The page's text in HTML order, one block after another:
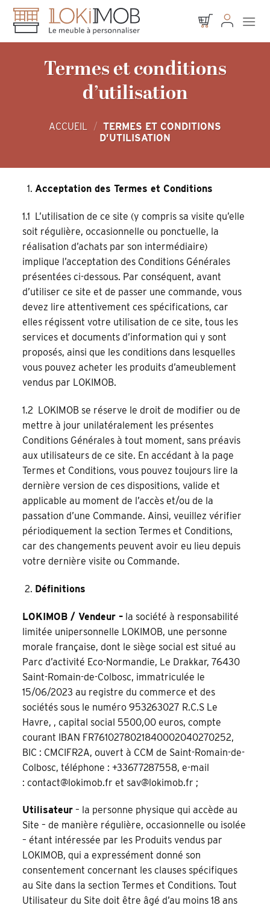
Skip
content
Termes et conditions
d’utilisation
ACCUEIL / TERMES ET CONDITIONS
D’UTILISATION
Acceptation des Termes et Conditions
1.1 L’utilisation de ce site (y compris sa visite qu’elle
soit régulière, occasionnelle ou ponctuelle, la
réalisation d’achats par son intermédiaire)
implique l’acceptation des Conditions Générales
présentées ci-dessous. Par conséquent, avant
d’utiliser ce site et de passer une commande, vous
devez lire attentivement ces spécifications, car
elles régissent votre utilisation de ce site, tous les
services et documents d’information qui y sont
proposés, ainsi que les conditions dans lesquelles
vous pouvez acheter les produits d’ameublement
vendus par LOKIMOB.
1.2 LOKIMOB se réserve le droit de modifier ou de
mettre à jour unilatéralement les présentes
Conditions Générales à tout moment, sans préavis
aux utilisateurs de ce site. En accédant à la page
Termes et Conditions, vous pouvez toujours lire la
dernière version de ces dispositions, valide et
applicable au moment de l’accès et/ou de la
passation d’une Commande. Ainsi, veuillez vérifier
périodiquement la section Termes et Conditions,
car des changements peuvent avoir eu lieu depuis
votre dernière visite ou Commande.
Définitions
LOKIMOB / Vendeur – la société à responsabilité
limitée unipersonnelle LOKIMOB, une personne
morale française, dont le siège social est situé au
Parc d’activité Eco-Normandie, Le Drakkar, 76430
Saint-Romain-de-Colbosc, immatriculée le
15/06/2023 au registre du commerce et des
sociétés sous le numéro 953263027 R.C.S Le
Havre, , capital social 5500,00 euros, compte
courant IBAN FR7610278021840002040270252,
BIC : CMCIFR2A, ouvert à CCM de Saint-Romain-de-
Colbosc, téléphone : +33677287558, e-mail
:contact@lokimob.fr et sav@lokimob.fr ;
Utilisateur – la personne physique qui accède au
Site – de manière régulière, occasionnelle ou isolée
– étant intéressée par les Produits vendus par
LOKIMOB, qui a expressément donné son
consentement concernant les clauses spécifiques
au Site dans la section Termes et Conditions. Tout
Utilisateur du Site doit être âgé d’au moins 18 ans